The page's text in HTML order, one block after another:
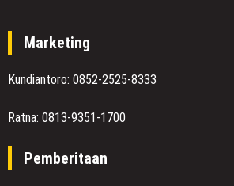
Marketing
Kundiantoro: 0852-2525-8333
Ratna: 0813-9351-1700
Pemberitaan